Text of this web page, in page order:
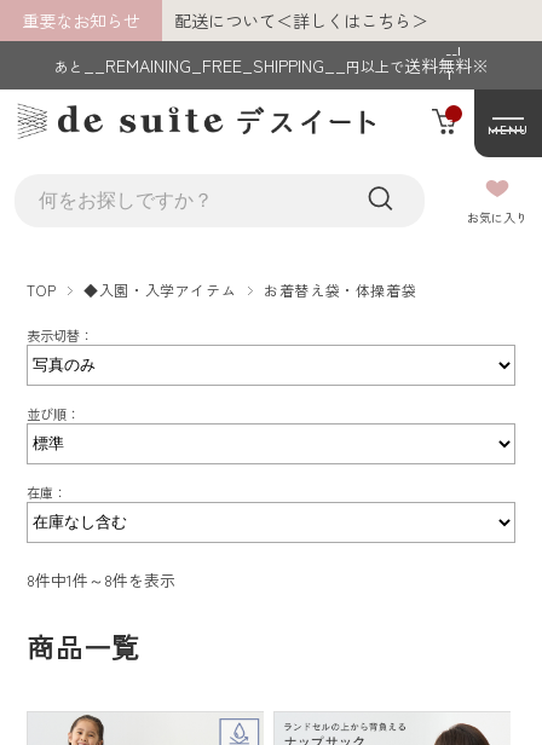
重要なお知らせ 配送について＜詳しくはこちら＞
あと __REMAINING_FREE_SHIPPING__ 円以上で送料無料※
__I
T
C
MENU
お気に入り
__MEMBER_LASTNAME__ __MEMBE
上で送料無料※
マイページ
ログイン 新規会員登録
TOP ◆入園・入学アイテム お着替え袋・体操着袋
表示切替：
並び順：
在庫：
8件中1件～8件を表示
商品一覧